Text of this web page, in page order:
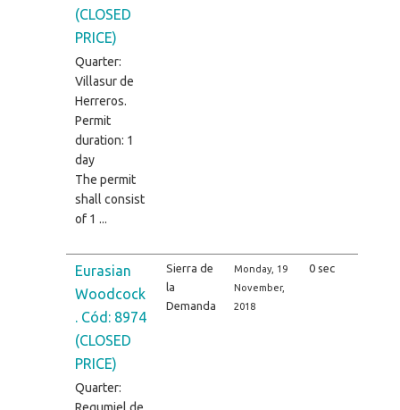
(CLOSED
PRICE)
Quarter:
Villasur de
Herreros.
Permit
duration: 1
day
The permit
shall consist
of 1 ...
Eurasian
Woodcock
. Cód: 8974
(CLOSED
PRICE)
Quarter:
Regumiel de
Sierra de
la
Demanda
Monday, 19
November,
2018
0 sec